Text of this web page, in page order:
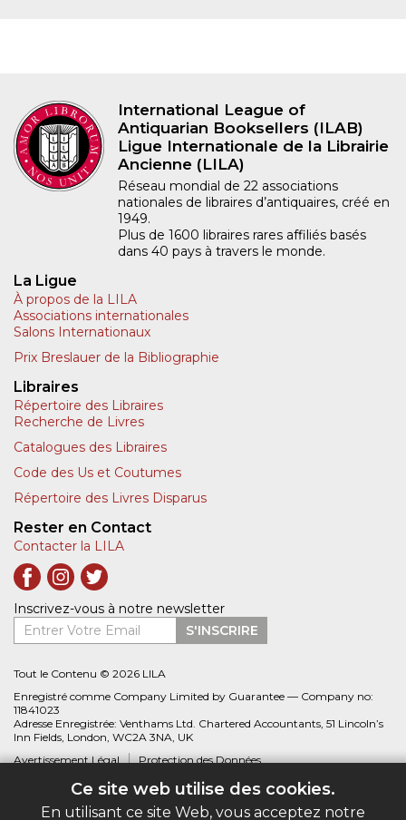
Ce site web utilise des cookies.
En utilisant ce site Web, vous acceptez notre
International League of
Antiquarian Booksellers (ILAB)
Ligue Internationale de la Librairie
Ancienne (LILA)
Réseau mondial de 22 associations
nationales de libraires d’antiquaires, créé en
1949.
Plus de 1600 libraires rares affiliés basés
dans 40 pays à travers le monde.
La Ligue
À propos de la LILA
Associations internationales
Salons Internationaux
Prix Breslauer de la Bibliographie
Libraires
Répertoire des Libraires
Recherche de Livres
Catalogues des Libraires
Code des Us et Coutumes
Répertoire des Livres Disparus
Rester en Contact
Contacter la LILA
Inscrivez-vous à notre newsletter
Entrer Votre Email
S'INSCRIRE
Tout le Contenu © 2026 LILA
Enregistré comme Company Limited by Guarantee — Company no:
11841023
Adresse Enregistrée: Venthams Ltd. Chartered Accountants, 51 Lincoln’s
Inn Fields, London, WC2A 3NA, UK
Avertissement Légal
Protection des Données